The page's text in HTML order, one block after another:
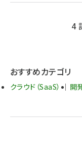
4
おすすめカテゴリ
クラウド（SaaS） 開